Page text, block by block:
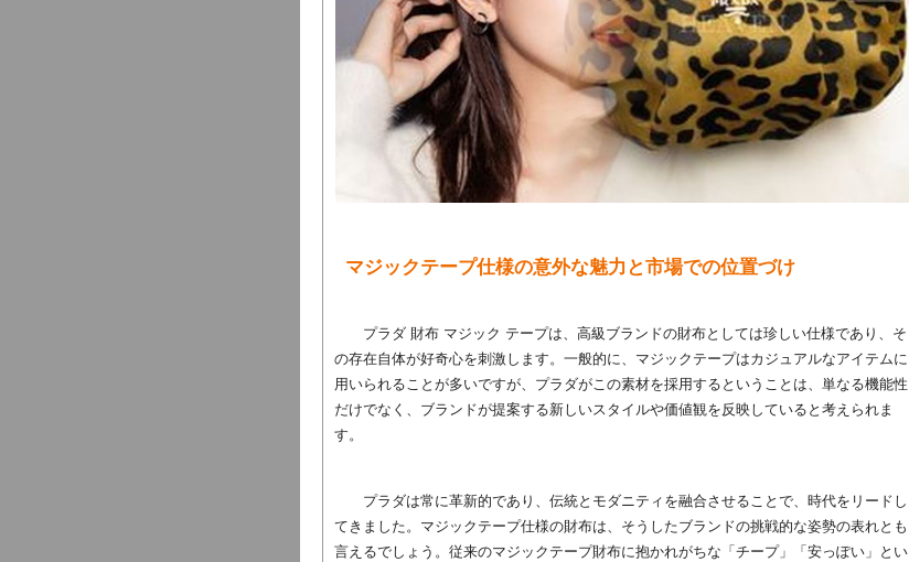
マジックテープ仕様の意外な魅力と市場での位置づけ
プラダ 財布 マジック テープは、高級ブランドの財布としては珍しい仕様であり、そ
の存在自体が好奇心を刺激します。一般的に、マジックテープはカジュアルなアイテムに
用いられることが多いですが、プラダがこの素材を採用するということは、単なる機能性
だけでなく、ブランドが提案する新しいスタイルや価値観を反映していると考えられま
す。
プラダは常に革新的であり、伝統とモダニティを融合させることで、時代をリードし
てきました。マジックテープ仕様の財布は、そうしたブランドの挑戦的な姿勢の表れとも
言えるでしょう。従来のマジックテープ財布に抱かれがちな「チープ」「安っぽい」とい